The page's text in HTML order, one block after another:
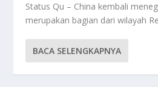
Status Qu – China kembali
merupakan bagian dari wilayah
BACA SELENGKAPNYA